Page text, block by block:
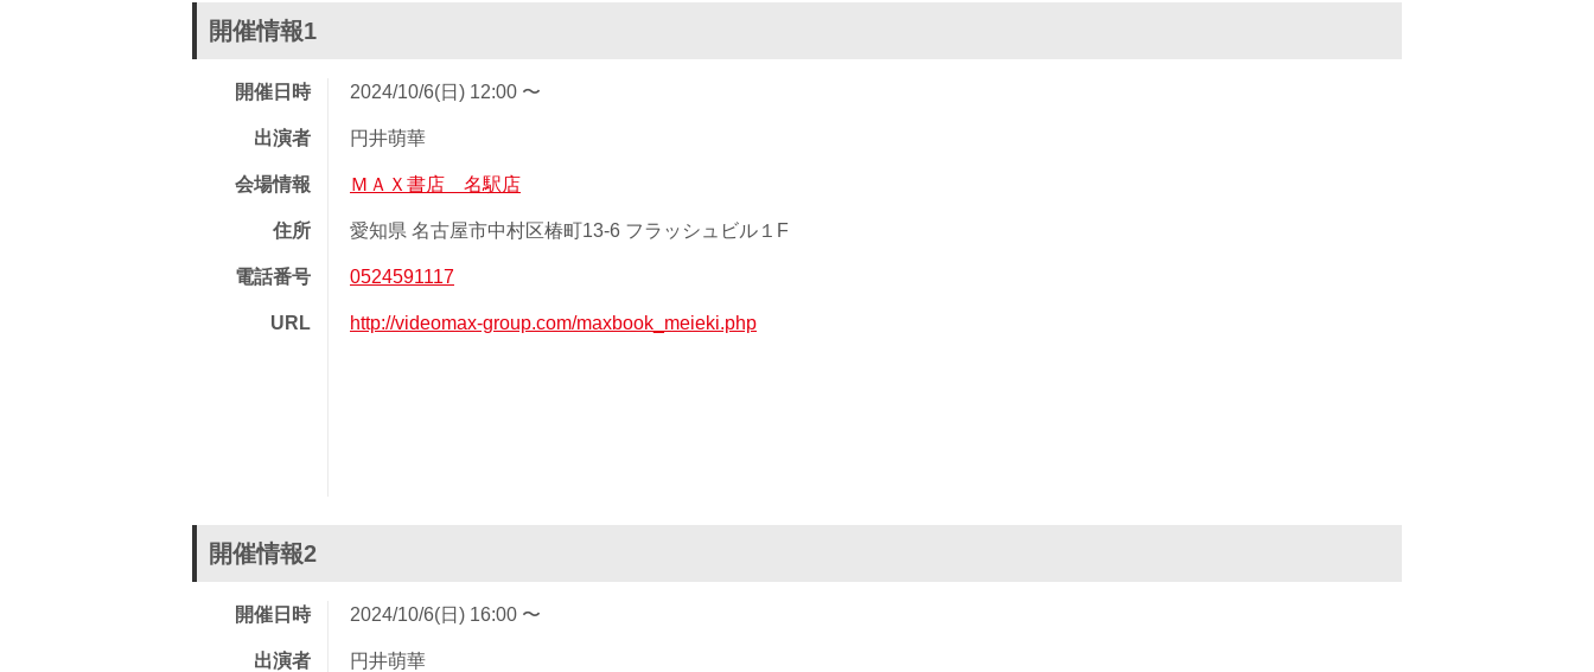
開催情報1
開催日時 2024/10/6(日) 12:00 〜
出演者 円井萌華
会場情報 ＭＡＸ書店 名駅店
住所 愛知県 名古屋市中村区椿町13-6 フラッシュビル１F
電話番号 0524591117
URL http://videomax-group.com/maxbook_meieki.php
開催情報2
開催日時 2024/10/6(日) 16:00 〜
出演者 円井萌華